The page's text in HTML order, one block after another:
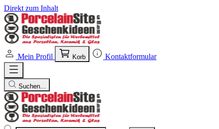
Direkt zum Inhalt
Mein Profil Korb Kontaktformular
Suchen...